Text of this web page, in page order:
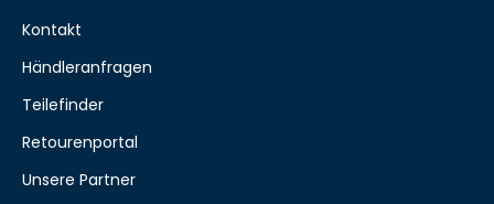
Kontakt
Händleranfragen
Teilefinder
Retourenportal
Unsere Partner